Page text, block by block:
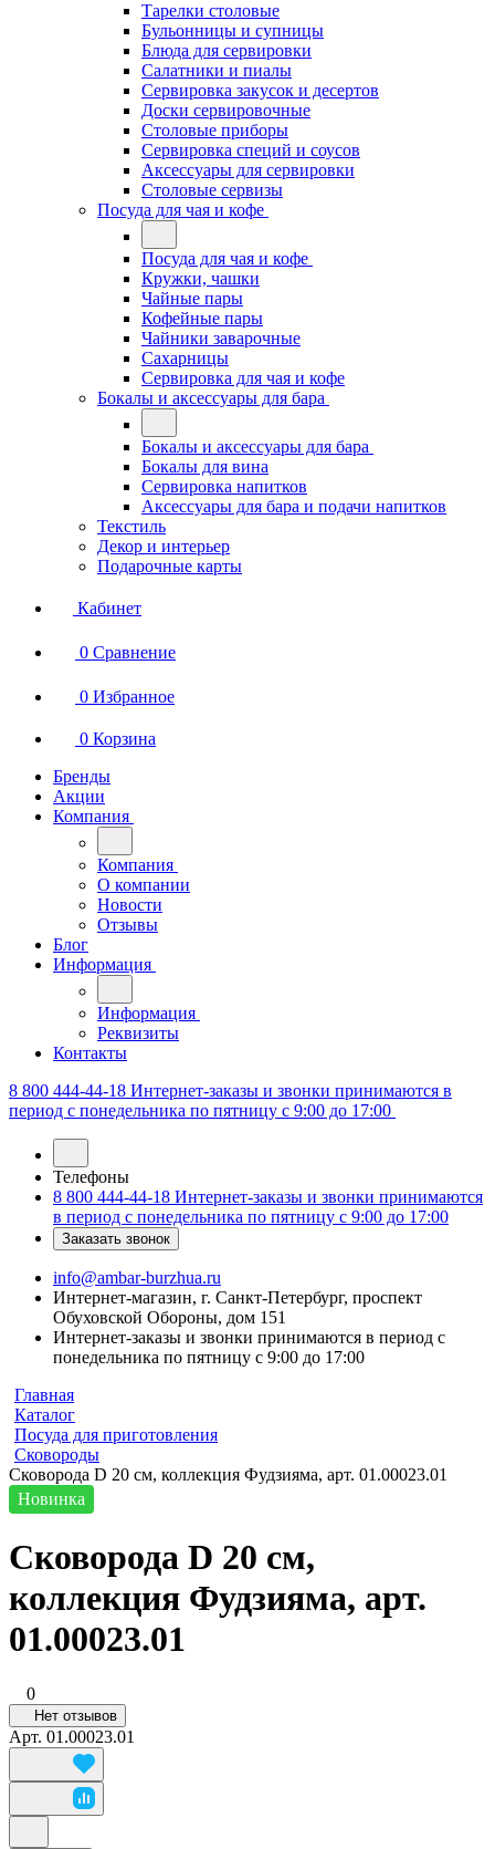
Тарелки столовые
Бульонницы и супницы
Блюда для сервировки
Салатники и пиалы
Сервировка закусок и десертов
Доски сервировочные
Столовые приборы
Сервировка специй и соусов
Аксессуары для сервировки
Столовые сервизы
Посуда для чая и кофе
Посуда для чая и кофе
Кружки, чашки
Чайные пары
Кофейные пары
Чайники заварочные
Сахарницы
Сервировка для чая и кофе
Бокалы и аксессуары для бара
Бокалы и аксессуары для бара
Бокалы для вина
Сервировка напитков
Аксессуары для бара и подачи напитков
Текстиль
Декор и интерьер
Подарочные карты
Кабинет
0 Сравнение
0 Избранное
0 Корзина
Бренды
Акции
Компания
Компания
О компании
Новости
Отзывы
Блог
Информация
Информация
Реквизиты
Контакты
8 800 444-44-18 Интернет-заказы и звонки принимаются в
период с понедельника по пятницу с 9:00 до 17:00
Телефоны
8 800 444-44-18 Интернет-заказы и звонки принимаются
в период с понедельника по пятницу с 9:00 до 17:00
Заказать звонок
info@ambar-burzhua.ru
Интернет-магазин, г. Санкт-Петербург, проспект
Обуховской Обороны, дом 151
Интернет-заказы и звонки принимаются в период с
понедельника по пятницу с 9:00 до 17:00
Главная
Каталог
Посуда для приготовления
Сковороды
Сковорода D 20 см, коллекция Фудзияма, арт. 01.00023.01
Новинка
Сковорода D 20 см,
коллекция Фудзияма, арт.
01.00023.01
0
Нет отзывов
Арт. 01.00023.01